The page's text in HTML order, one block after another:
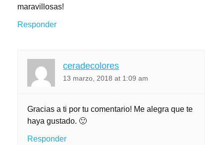
maravillosas!
Responder
ceradecolores
13 marzo, 2018 at 1:09 am
Gracias a ti por tu comentario! Me alegra que te
haya gustado. 🙂
Responder